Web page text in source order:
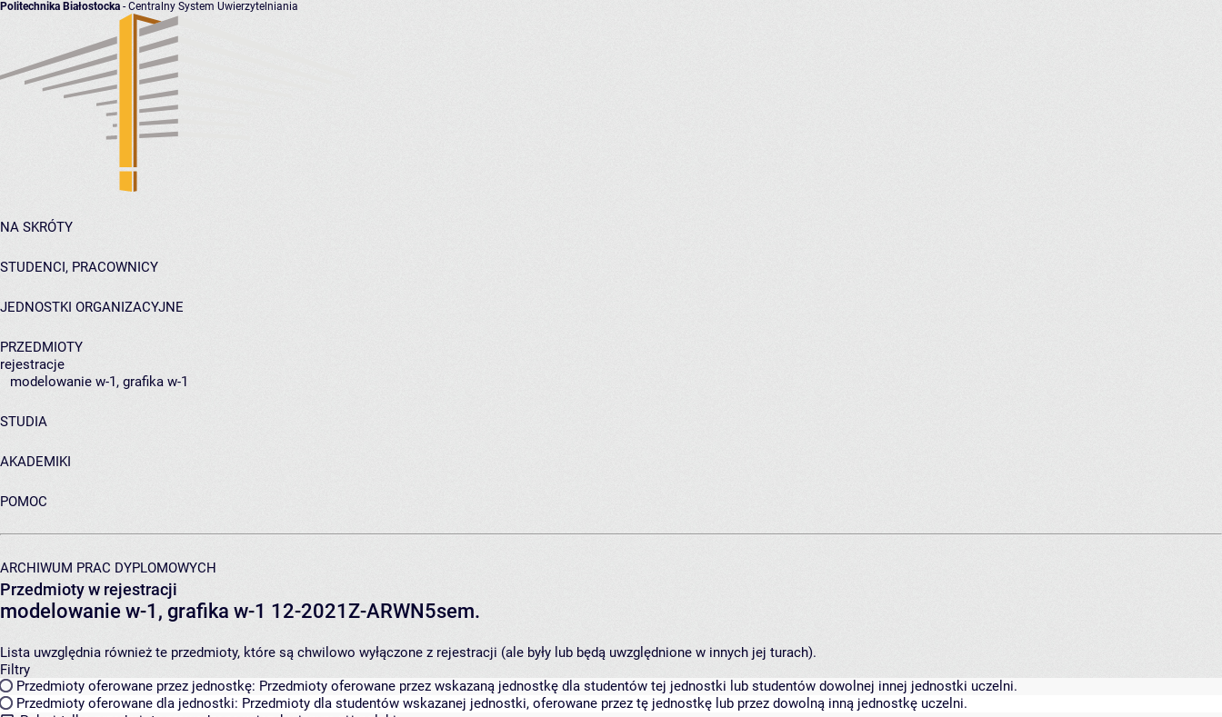
Politechnika Białostocka - Centralny System Uwierzytelniania
NA SKRÓTY
STUDENCI, PRACOWNICY
JEDNOSTKI ORGANIZACYJNE
PRZEDMIOTY
rejestracje
modelowanie w-1, grafika w-1
STUDIA
AKADEMIKI
POMOC
ARCHIWUM PRAC DYPLOMOWYCH
Przedmioty w rejestracji
modelowanie w-1, grafika w-1 12-2021Z-ARWN5sem.
Lista uwzględnia również te przedmioty, które są chwilowo wyłączone z rejestracji (ale były lub będą uwzględnione w innych jej turach).
Filtry
Przedmioty oferowane przez jednostkę: Przedmioty oferowane przez wskazaną jednostkę dla studentów tej jednostki lub studentów dowolnej innej jednostki uczelni.
Przedmioty oferowane dla jednostki: Przedmioty dla studentów wskazanej jednostki, oferowane przez tę jednostkę lub przez dowolną inną jednostkę uczelni.